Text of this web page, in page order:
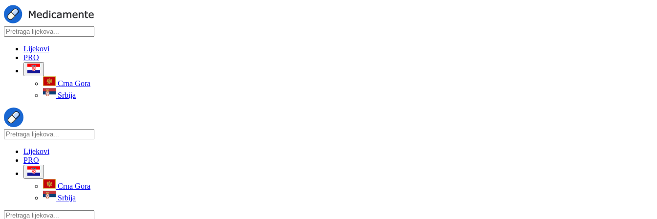
Lijekovi
PRO
Crna Gora
Srbija
Lijekovi
PRO
Crna Gora
Srbija